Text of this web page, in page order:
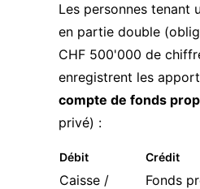
Les personnes tenant
en partie double
CHF 500'000 de
enregistrent les
compte de fonds
privé) :
Débit Crédit
Caisse /
Fonds